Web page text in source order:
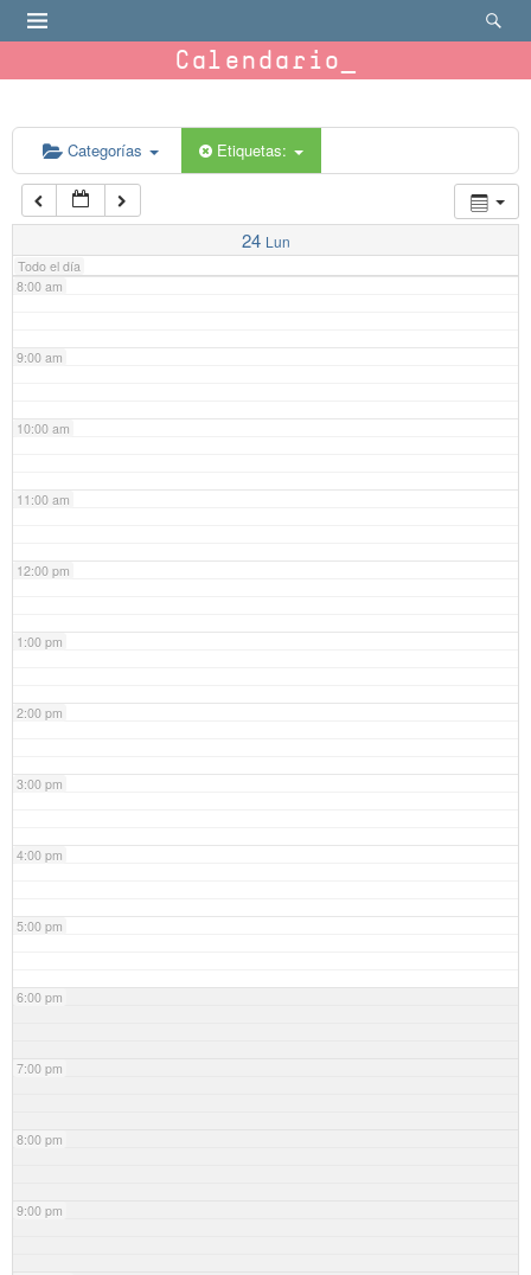
Calendario
Categorías Etiquetas:
24 Lun
Todo el día
6:00 am
7:00 am
8:00 am
9:00 am
10:00 am
11:00 am
12:00 pm
1:00 pm
2:00 pm
3:00 pm
4:00 pm
5:00 pm
6:00 pm
7:00 pm
8:00 pm
9:00 pm